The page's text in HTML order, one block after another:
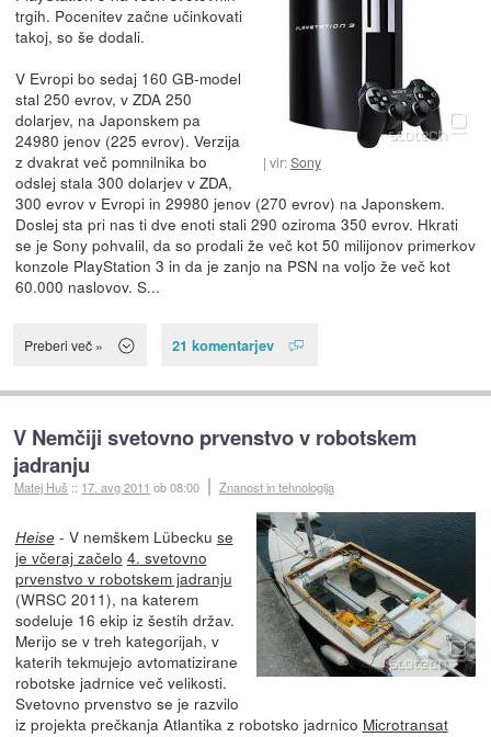
vir:Sony
trgih. Pocenitev začne učinkovati
takoj, so še dodali.
V Evropi bo sedaj 160 GB-model
stal 250 evrov, v ZDA 250
dolarjev, na Japonskem pa
24980 jenov (225 evrov). Verzija
z dvakrat več pomnilnika bo
odslej stala 300 dolarjev v ZDA,
300 evrov v Evropi in 29980 jenov (270 evrov) na Japonskem.
Doslej sta pri nas ti dve enoti stali 290 oziroma 350 evrov. Hkrati
se je Sony pohvalil, da so prodali že več kot 50 milijonov primerkov
konzole PlayStation 3 in da je zanjo na PSN na voljo že več kot
60.000 naslovov. S...
Preberi več » 21 komentarjev
V Nemčiji svetovno prvenstvo v robotskem
jadranju
Matej Huš :: 17. avg 2011 ob 08:00 Znanost in tehnologija
Heise- V nemškem Lübecku se
je včeraj začelo 4. svetovno
prvenstvo v robotskem jadranju
(WRSC 2011), na katerem
sodeluje 16 ekip iz šestih držav.
Merijo se v treh kategorijah, v
katerih tekmujejo avtomatizirane
robotske jadrnice več velikosti.
Svetovno prvenstvo se je razvilo
iz projekta prečkanja Atlantika z robotsko jadrnico Microtransat